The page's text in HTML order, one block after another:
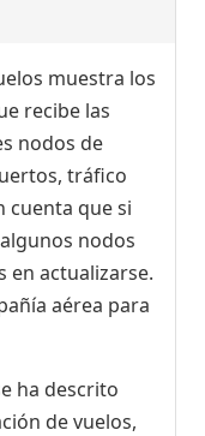
muestra los
recibe las
nodos de
tráfico
cuenta que si
nodos
en actualizarse.
aérea para
ha descrito
de vuelos,